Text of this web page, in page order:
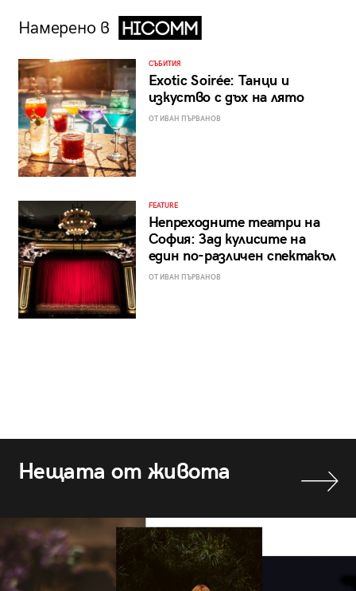
Намерено в
СЪБИТИЯ
Exotic Soirée: Танци и
изкуство с дъх на лято
ОТ ИВАН ПЪРВАНОВ
FEATURE
Непреходните театри на
София: Зад кулисите на
един по-различен спектакъл
ОТ ИВАН ПЪРВАНОВ
Нещата от живота